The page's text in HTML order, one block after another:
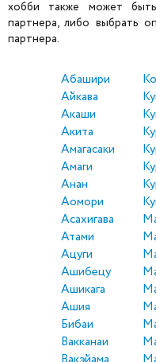
хобби также может
партнера, либо выбрать
партнера.
Абашири
Айкава
Акаши
Акита
Амагасаки
Амаги
Анан
Аомори
Асахигава
Атами
Ацуги
Ашибецу
Ашикага
Ашия
Бибаи
Вакканаи